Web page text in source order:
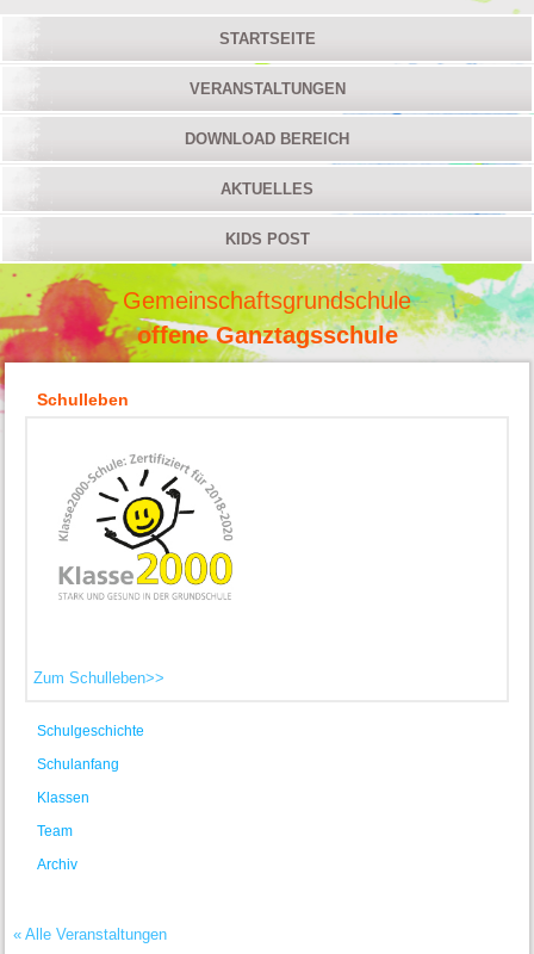
STARTSEITE
VERANSTALTUNGEN
DOWNLOAD BEREICH
AKTUELLES
KIDS POST
Gemeinschaftsgrundschule
offene Ganztagsschule
Schulleben
Zum Schulleben>>
Schulgeschichte
Schulanfang
Klassen
Team
Archiv
« Alle Veranstaltungen